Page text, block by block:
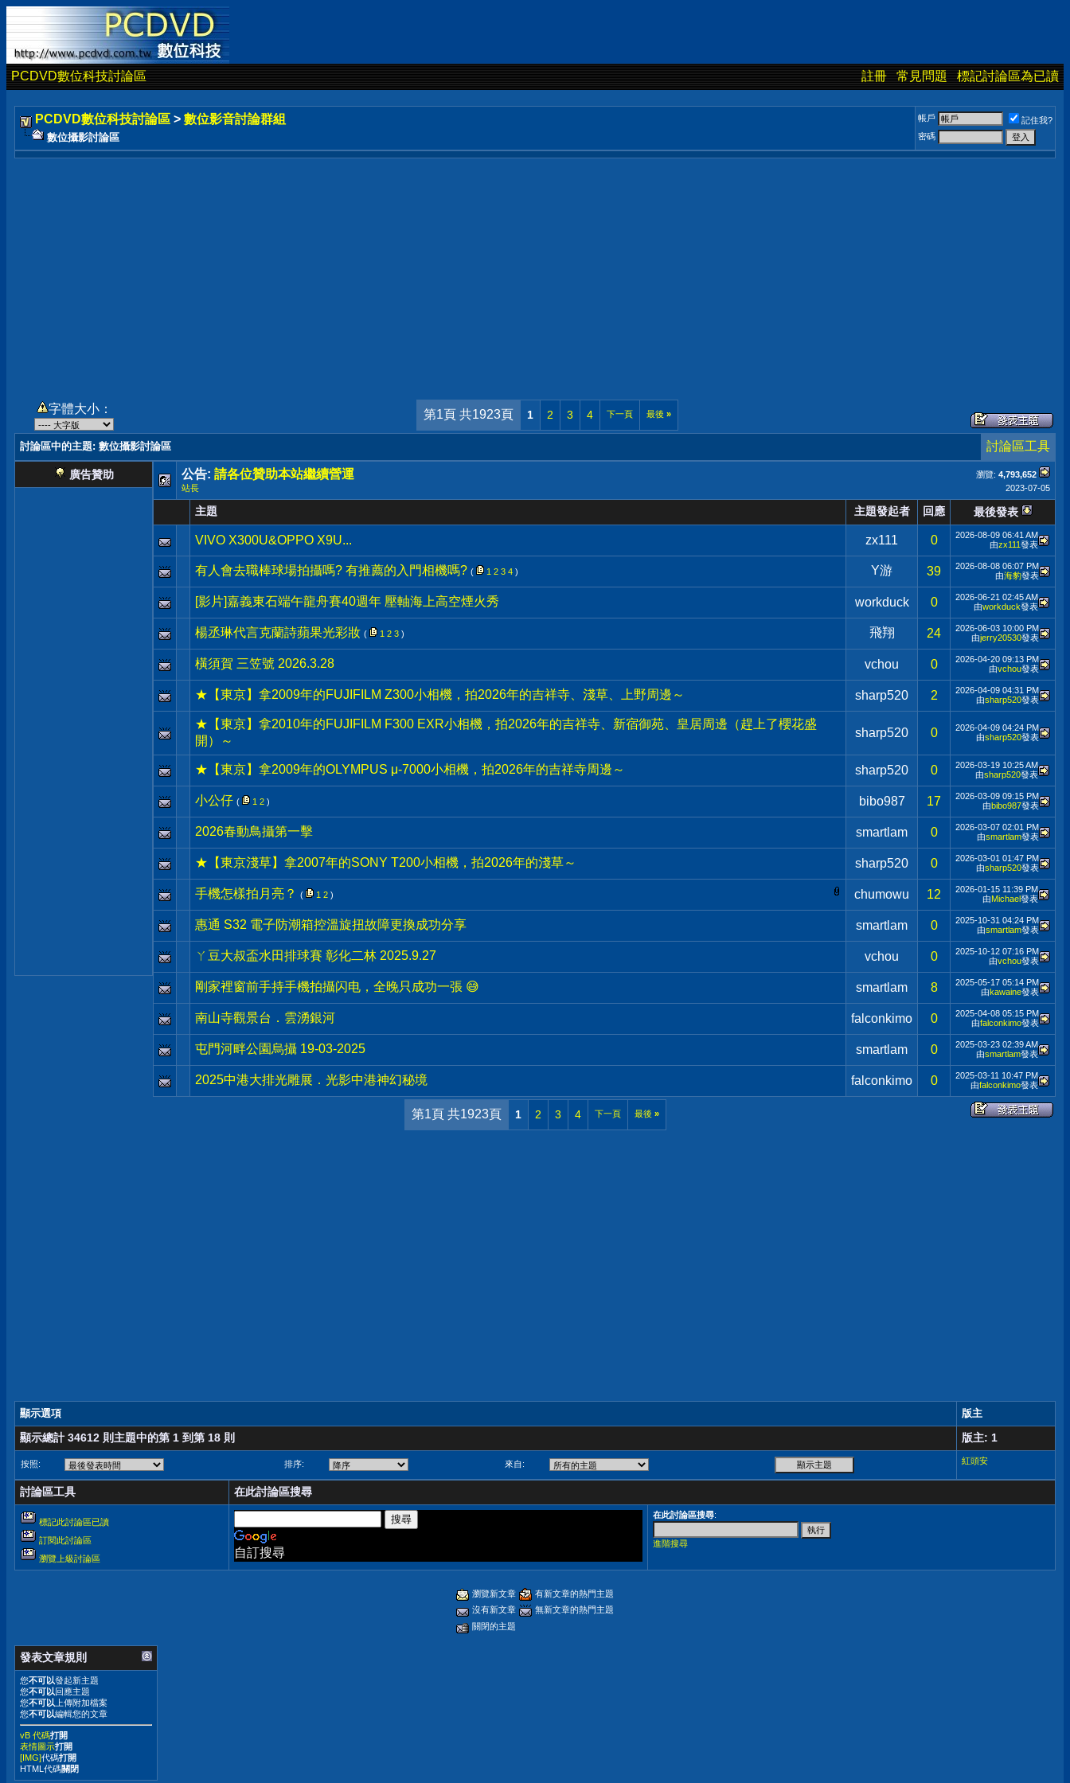
PCDVD數位科技討論區 註冊 常見問題 標記討論區為已讀
PCDVD數位科技討論區 > 數位影音討論群組
數位攝影討論區
帳戶
記住我?
密碼
字體大小： 第1頁 共1923頁 1 2 3 4 下一頁 最後 »
討論區中的主題: 數位攝影討論區 討論區工具
廣告贊助 瀏覽: 4,793,652
公告: 請各位贊助本站繼續營運
2023-07-05
站長
主題 主題發起者 回應 最後發表
VIVO X300U&OPPO X9U... zx111 0 2026-08-09 06:41 AM
由zx111發表
有人會去職棒球場拍攝嗎? 有推薦的入門相機嗎? ( 1 2 3 4 ) Y游 39 2026-08-08 06:07 PM
由海豹發表
[影片]嘉義東石端午龍舟賽40週年 壓軸海上高空煙火秀 workduck 0 2026-06-21 02:45 AM
由workduck發表
楊丞琳代言克蘭詩蘋果光彩妝 ( 1 2 3 ) 飛翔 24 2026-06-03 10:00 PM
由jerry20530發表
橫須賀 三笠號 2026.3.28 vchou 0 2026-04-20 09:13 PM
由vchou發表
★【東京】拿2009年的FUJIFILM Z300小相機，拍2026年的吉祥寺、淺草、上野周邊～ sharp520 2 2026-04-09 04:31 PM
由sharp520發表
★【東京】拿2010年的FUJIFILM F300 EXR小相機，拍2026年的吉祥寺、新宿御苑、皇居周邊（趕上了櫻花盛
開）～
sharp520 0 2026-04-09 04:24 PM
由sharp520發表
★【東京】拿2009年的OLYMPUS μ-7000小相機，拍2026年的吉祥寺周邊～ sharp520 0 2026-03-19 10:25 AM
由sharp520發表
小公仔 ( 1 2 ) bibo987 17 2026-03-09 09:15 PM
由bibo987發表
2026春動鳥攝第一擊 smartlam 0 2026-03-07 02:01 PM
由smartlam發表
★【東京淺草】拿2007年的SONY T200小相機，拍2026年的淺草～ sharp520 0 2026-03-01 01:47 PM
由sharp520發表
手機怎樣拍月亮？ ( 1 2 ) chumowu 12 2026-01-15 11:39 PM
由Michael發表
惠通 S32 電子防潮箱控溫旋扭故障更換成功分享 smartlam 0 2025-10-31 04:24 PM
由smartlam發表
ㄚ豆大叔盃水田排球賽 彰化二林 2025.9.27 vchou 0 2025-10-12 07:16 PM
由vchou發表
剛家裡窗前手持手機拍攝闪电，全晚只成功一張 😅 smartlam 8 2025-05-17 05:14 PM
由kawaine發表
南山寺觀景台．雲湧銀河 falconkimo 0 2025-04-08 05:15 PM
由falconkimo發表
屯門河畔公園烏攝 19-03-2025 smartlam 0 2025-03-23 02:39 AM
由smartlam發表
2025中港大排光雕展．光影中港神幻秘境 falconkimo 0 2025-03-11 10:47 PM
由falconkimo發表
第1頁 共1923頁 1 2 3 4 下一頁 最後 »
顯示選項 版主
顯示總計 34612 則主題中的第 1 到第 18 則 版主: 1
按照: 排序: 來自: 紅頭安
討論區工具 在此討論區搜尋
標記此討論區已讀
訂閱此討論區
瀏覽上級討論區
自訂搜尋
在此討論區搜尋:
進階搜尋
瀏覽新文章
有新文章的熱門主題
沒有新文章
無新文章的熱門主題
關閉的主題
發表文章規則
您不可以發起新主題
您不可以回應主題
您不可以 上傳附加檔案
您不可以編輯您的文章
vB 代碼打開
表情圖示打開
[IMG]代碼打開
HTML代碼關閉